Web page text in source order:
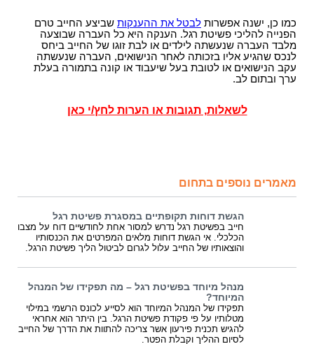
כמו כן, ישנה אפשרות לבטל את ההענקות שביצע החייב טרם
הפנייה להליכי פשיטת רגל. הענקה היא כל העברה שבוצעה
מלבד העברה שנעשתה לילדים או לבת זוגו של החייב ביחס
לנכס שהגיע אליו בזכותה לאחר הנישואים, העברה שנעשתה
עקב הנישואים או לטובת בעל שיעבוד או קונה בתמורה בעלת
ערך ובתום לב.
לשאלות, תגובות או הערות לחץ/י כאן
מאמרים נוספים בתחום
הגשת דוחות תקופתיים במסגרת פשיטת רגל
חייב בפשיטת רגל נדרש למסור אחת לחודשיים דוח על מצבו
הכלכלי. אי הגשת דוחות מלאים המפרטים את הכנסותיו
והוצאותיו של החייב עלול לגרום לביטול הליך פשיטת הרגל.
מנהל מיוחד בפשיטת רגל – מה תפקידו של המנהל
המיוחד?
תפקידו של המנהל המיוחד הוא לסייע לכונס הרשמי במילוי
מטלותיו על פי פקודת פשיטת הרגל. בין היתר הוא אחראי
להגיש תכנית פירעון אשר צריכה להתוות את הדרך של החייב
לסיום ההליך וקבלת הפטר.